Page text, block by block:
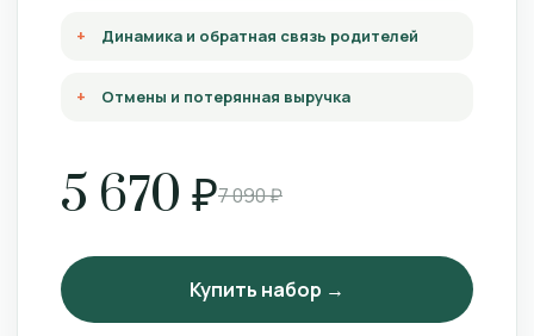
Динамика и обратная связь родителей
Отмены и потерянная выручка
5 670 ₽7 090 ₽
Купить набор →